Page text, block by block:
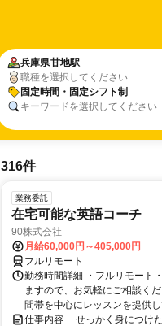
兵庫県甘地駅
職種を選択してください
固定時間・固定シフト制
キーワードを選択してください
316件
業務委託
在宅可能な英語コーチ
90株式会社
月給60,000円～405,000円
フルリモート
勤務時間詳細 ・フルリモート
ますので、お気軽にご相談く
間帯を中心にレッスンを提供
仕事内容 「せっかく身につけ